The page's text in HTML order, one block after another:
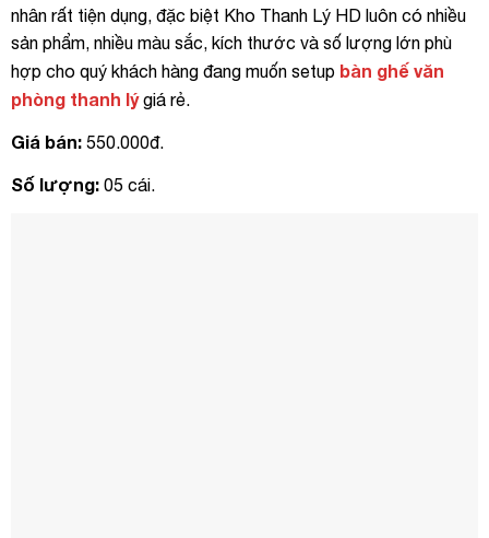
nhân rất tiện dụng, đặc biệt Kho Thanh Lý HD luôn có nhiều
sản phẩm, nhiều màu sắc, kích thước và số lượng lớn phù
hợp cho quý khách hàng đang muốn setup bàn ghế văn
phòng thanh lýgiá rẻ.
Giá bán: 550.000đ.
Số lượng: 05 cái.